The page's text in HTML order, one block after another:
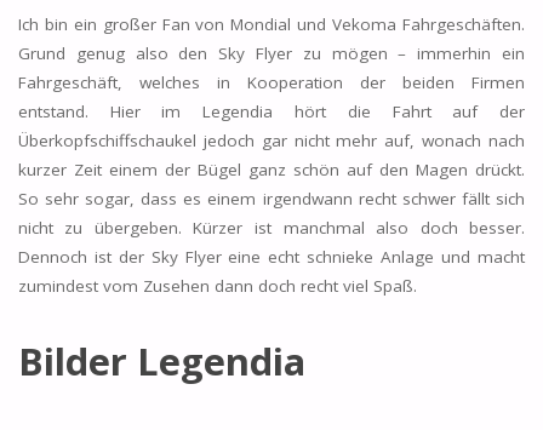
Ich bin ein großer Fan von Mondial und Vekoma Fahrgeschäften.
Grund genug also den Sky Flyer zu mögen – immerhin ein
Fahrgeschäft, welches in Kooperation der beiden Firmen
entstand. Hier im Legendia hört die Fahrt auf der
Überkopfschiffschaukel jedoch gar nicht mehr auf, wonach nach
kurzer Zeit einem der Bügel ganz schön auf den Magen drückt.
So sehr sogar, dass es einem irgendwann recht schwer fällt sich
nicht zu übergeben. Kürzer ist manchmal also doch besser.
Dennoch ist der Sky Flyer eine echt schnieke Anlage und macht
zumindest vom Zusehen dann doch recht viel Spaß.
Bilder Legendia